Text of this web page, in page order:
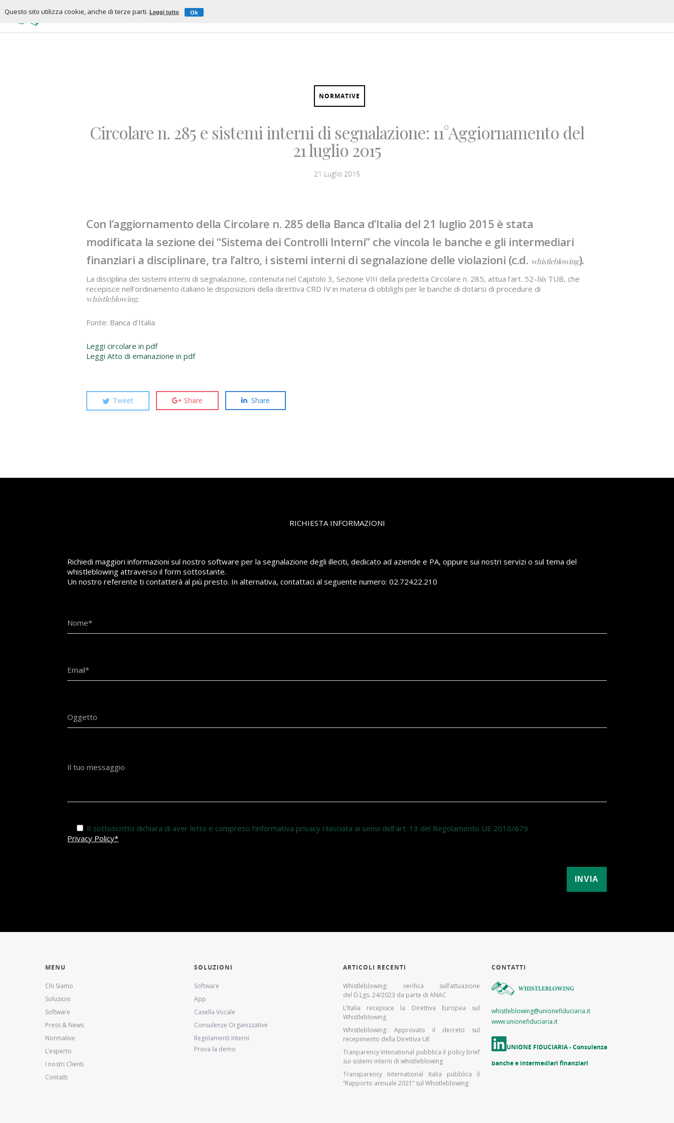
CHI SIAMO
NORMATIVE
Circolare n. 285 e sistemi interni di segnalazione: 11°Aggiornamento del
21 luglio 2015
21 Luglio 2015
Con l’aggiornamento della Circolare n. 285 della Banca d’Italia del 21 luglio 2015 è stata
modificata la sezione dei “Sistema dei Controlli Interni” che vincola le banche e gli intermediari
finanziari a disciplinare, tra l’altro, i sistemi interni di segnalazione delle violazioni (c.d. whistleblowing).
La disciplina dei sistemi interni di segnalazione, contenuta nel Capitolo 3, Sezione VIII della predetta Circolare n. 285, attua l’art. 52-bis TUB, che
recepisce nell’ordinamento italiano le disposizioni della direttiva CRD IV in materia di obblighi per le banche di dotarsi di procedure di
whistleblowing.
Fonte: Banca d’Italia
Leggi circolare in pdf
Leggi Atto di emanazione in pdf
Tweet Share Share
RICHIESTA INFORMAZIONI
Richiedi maggiori informazioni sul nostro software per la segnalazione degli illeciti, dedicato ad aziende e PA, oppure sui nostri servizi o sul tema del
whistleblowing attraverso il form sottostante.
Un nostro referente ti contatterà al più presto. In alternativa, contattaci al seguente numero: 02.72422.210
Nome*
Email*
Oggetto
Il tuo messaggio
Il sottoscritto dichiara di aver letto e compreso l’informativa privacy rilasciata ai sensi dell’art. 13 del Regolamento UE 2016/679
Privacy Policy*
MENU
Chi Siamo
Soluzioni
Software
Press & News
Normative
L’esperto
I nostri Clienti
Contatti
SOLUZIONI
Software
App
Casella Vocale
Consulenze Organizzative
Regolamenti Interni
Prova la demo
ARTICOLI RECENTI
Whistleblowing: verifica sull’attuazione
del D.Lgs. 24/2023 da parte di ANAC
L’Italia recepisce la Direttiva Europea sul
Whistleblowing
Whistleblowing: Approvato il decreto sul
recepimento della Direttiva UE
Tranparency Intenational pubblica il policy brief
sui sistemi interni di whistleblowing
Transparency International Italia pubblica il
“Rapporto annuale 2021” sul Whistleblowing
CONTATTI
whistleblowing@unionefiduciaria.it
www.unionefiduciaria.it
UNIONE FIDUCIARIA - Consulenza
banche e intermediari finanziari
Questo sito utilizza cookie, anche di terze parti.Leggi tutto Ok